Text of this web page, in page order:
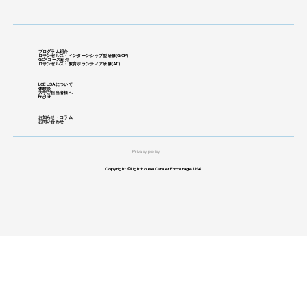
プログラム紹介
ロサンゼルス・インターンシップ型研修​(GCP)
GCPコース紹介
ロサンゼルス・教育ボランティア研修(AT)
LCE USAについて
体験談
大学ご担当者様へ
English
お知らせ・コラム
お問い合わせ
Privacy policy
Copyright ©Lighthouse Career Encourage USA